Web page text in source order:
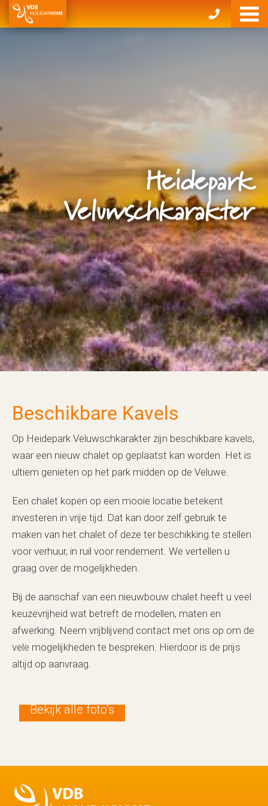
Heidepark
Veluwschkarakter
Beschikbare Kavels
Op Heidepark Veluwschkarakter zijn beschikbare kavels,
waar een nieuw chalet op geplaatst kan worden. Het is
ultiem genieten op het park midden op de Veluwe.
Een chalet kopen op een mooie locatie betekent
investeren in vrije tijd. Dat kan door zelf gebruik te
maken van het chalet of deze ter beschikking te stellen
voor verhuur, in ruil voor rendement. We vertellen u
graag over de mogelijkheden.
Bij de aanschaf van een nieuwbouw chalet heeft u veel
keuzevrijheid wat betreft de modellen, maten en
afwerking. Neem vrijblijvend contact met ons op om de
vele mogelijkheden te bespreken. Hierdoor is de prijs
altijd op aanvraag.
Bekijk alle foto’s